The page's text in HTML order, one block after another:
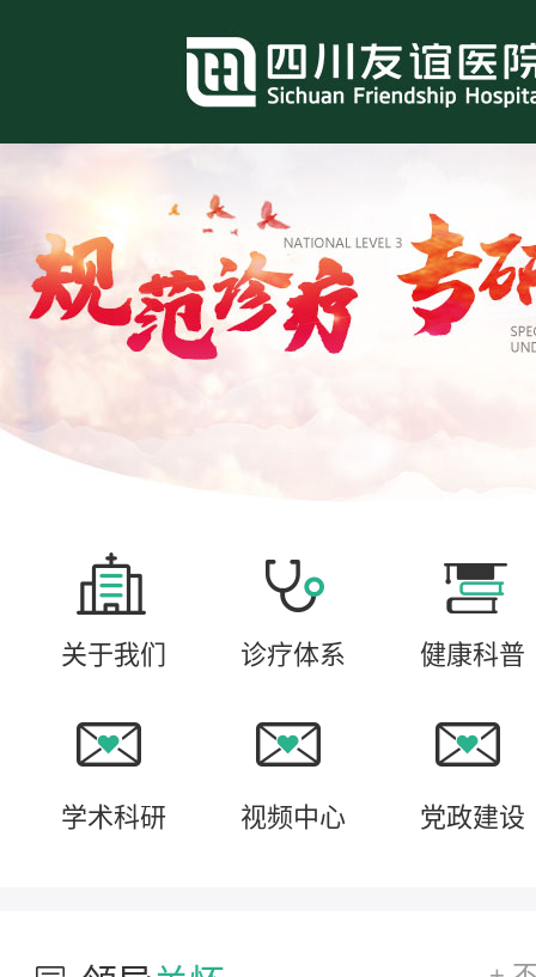
关于我们 诊疗体系 健康科普
学术科研 视频中心 党政建设